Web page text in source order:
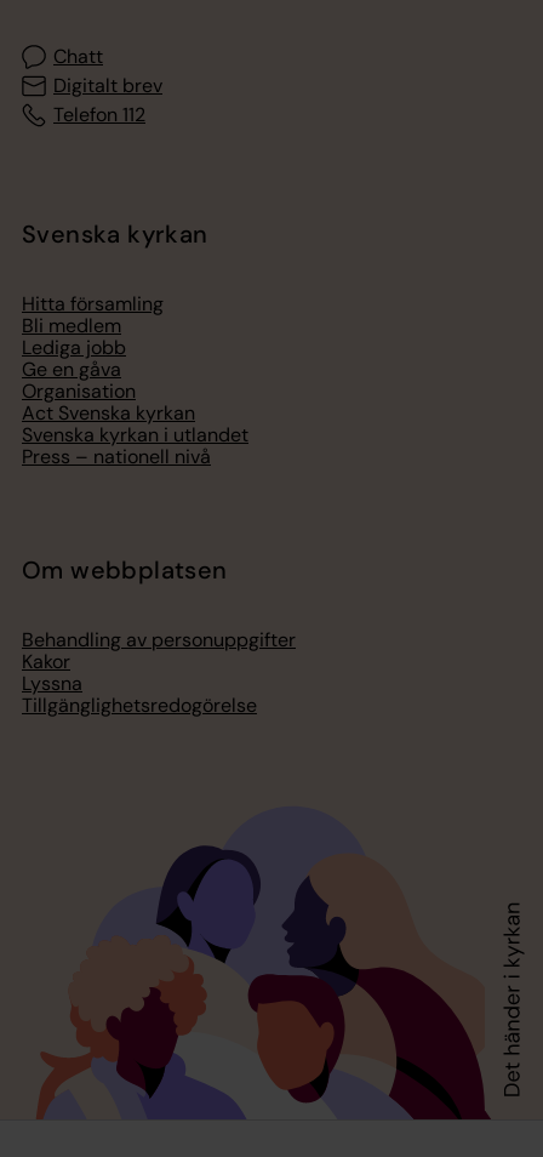
Chatt
Digitalt brev
Telefon 112
Svenska kyrkan
Hitta församling
Bli medlem
Lediga jobb
Ge en gåva
Organisation
Act Svenska kyrkan
Svenska kyrkan i utlandet
Press – nationell nivå
Om webbplatsen
Behandling av personuppgifter
Kakor
Lyssna
Tillgänglighetsredogörelse